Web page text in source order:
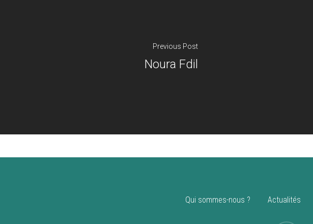
Previous Post
Noura Fdil
Qui sommes-nous ? Actualités